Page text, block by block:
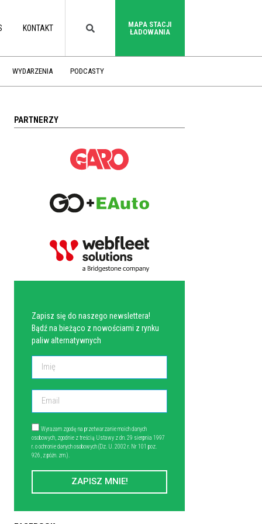
KONTAKT
MAPA STACJI
ŁADOWANIA
WYDARZENIA PODCASTY
PARTNERZY
Zapisz się do naszego newslettera!
Bądź na bieżąco z nowościami z rynku
paliw alternatywnych
Wyrażam zgodę na przetwarzanie moich danych
osobowych, zgodnie z treścią Ustawy z dn. 29 sierpnia 1997
r. o ochronie danych osobowych (Dz. U. 2002 r. Nr 101 poz.
926, z późn. zm.).
ZAPISZ MNIE!